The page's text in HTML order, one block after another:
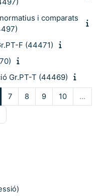
i comparats
F (44471)
Gr.PT-T (44469)
6
7Pàgina 7
8Pàgina 8
9Pàgina 9
10Pàgina 10
…
26
)